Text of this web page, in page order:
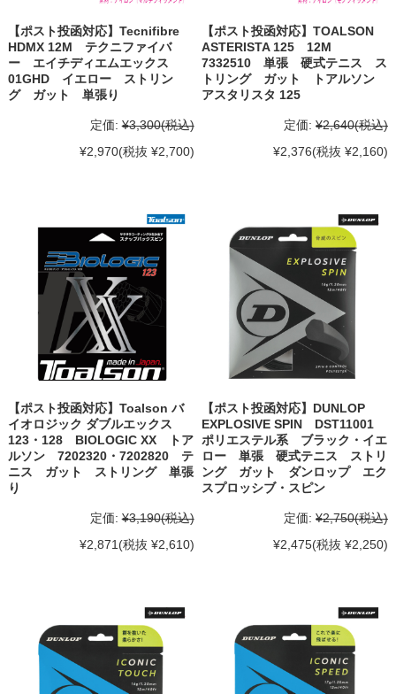
【ポスト投函対応】Tecnifibre
HDMX 12M テクニファイバ
ー エイチディエムエックス
01GHD イエロー ストリン
グ ガット 単張り
定価: ¥3,300(税込)
¥2,970(税抜 ¥2,700)
【ポスト投函対応】TOALSON
ASTERISTA 125 12M
7332510 単張 硬式テニス ス
トリング ガット トアルソン
アスタリスタ 125
定価: ¥2,640(税込)
¥2,376(税抜 ¥2,160)
【ポスト投函対応】Toalson バ
イオロジック ダブルエックス
123・128 BIOLOGIC XX トア
ルソン 7202320・7202820 テ
ニス ガット ストリング 単張
り
定価: ¥3,190(税込)
¥2,871 (税抜 ¥2,610)
【ポスト投函対応】DUNLOP
EXPLOSIVE SPIN DST11001
ポリエステル系 ブラック・イエ
ロー 単張 硬式テニス ストリ
ング ガット ダンロップ エク
スプロッシブ・スピン
定価: ¥2,750(税込)
¥2,475(税抜 ¥2,250)